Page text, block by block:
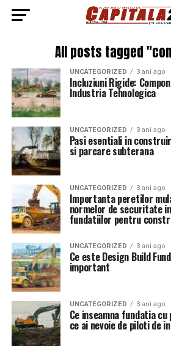
All posts tagged
UNCATEGORIZED 3 ani ago
Incluziuni Rigide:
Industria Tehnologica
UNCATEGORIZED 3 ani ago
Pasi esentiali in
si parcare subterana
UNCATEGORIZED 3 ani ago
Importanta peretilor
normelor de securitate
fundatiilor pentru
UNCATEGORIZED 3 ani ago
Ce este Design Build
important
UNCATEGORIZED 3 ani ago
Ce inseamna fundatia
ce ai nevoie de piloti de